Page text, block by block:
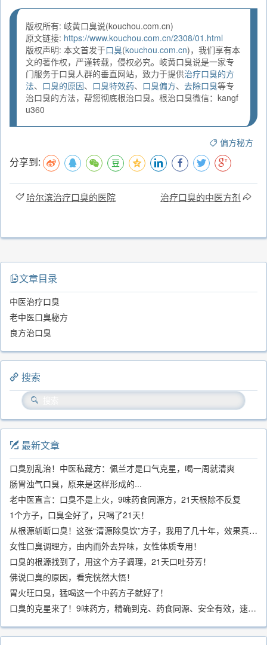
版权所有: 岐黄口臭说(kouchou.com.cn)
原文链接: https://www.kouchou.com.cn/2308/01.html
版权声明: 本文首发于口臭(kouchou.com.cn)，我们享有本
文的著作权，严谨转载，侵权必究。岐黄口臭说是一家专
门服务于口臭人群的垂直网站，致力于提供治疗口臭的方
法、 口臭的原因、 口臭特效药、 口臭偏方、 去除口臭等专
治口臭的方法，帮您彻底根治口臭。根治口臭微信：kangf
u360
偏方秘方
分享到:
哈尔滨治疗口臭的医院 治疗口臭的中医方剂
文章目录
中医治疗口臭
老中医口臭秘方
良方治口臭
搜索
最新文章
口臭别乱治！中医私藏方：佩兰才是口气克星，喝一周就清爽
肠胃浊气口臭，原来是这样形成的...
老中医直言：口臭不是上火，9味药食同源方，21天根除不反复
1个方子，口臭全好了，只喝了21天！
从根源斩断口臭！这张“清源除臭饮”方子，我用了几十年，效果真不错
女性口臭调理方，由内而外去异味，女性体质专用！
口臭的根源找到了，用这个方子调理，21天口吐芬芳！
佛说口臭的原因，看完恍然大悟！
胃火旺口臭，猛喝这一个中药方子就好了！
口臭的克星来了！9味药方，精确到克、药食同源、安全有效，速看！